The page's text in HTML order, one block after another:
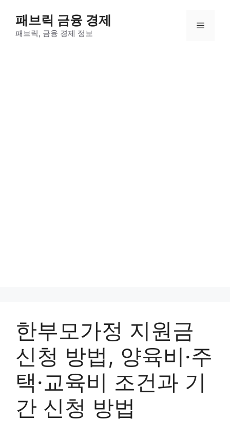
패브릭 금융 경제
패브릭, 금융 경제 정보
메
한부모가정 지원금
신청 방법, 양육비·주
택·교육비 조건과 기
간 신청 방법